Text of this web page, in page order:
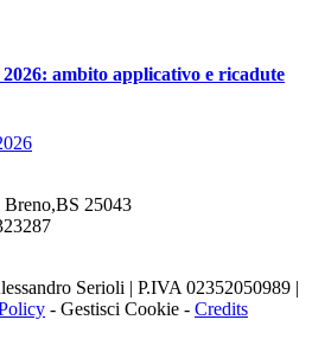
ambito applicativo e ricadute
Breno,BS 25043
Serioli | P.IVA 02352050989 |
- Gestisci Cookie - Credits